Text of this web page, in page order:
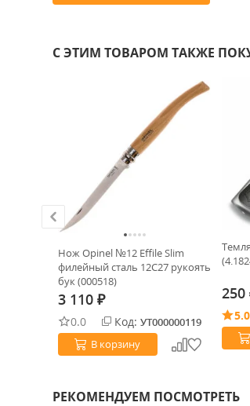
С ЭТИМ ТОВАРОМ ТАКЖЕ
Нож Opinel №12 Effile Slim
филейный сталь 12C27 рукоять
бук (000518)
3 110 ₽
0.0 Код: УТ000000119
В корзину
250
5.0
РЕКОМЕНДУЕМ ПОСМОТРЕТЬ